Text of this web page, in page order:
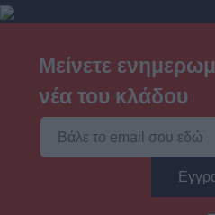
Μείνετε
νέα του κλάδου